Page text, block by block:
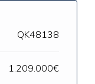
QK48138
1.209.000€